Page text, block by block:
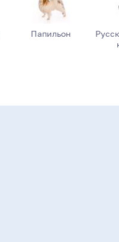
Папильон